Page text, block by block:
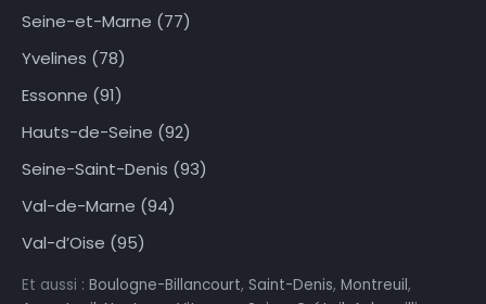
Seine-et-Marne (77)
Yvelines (78)
Essonne (91)
Hauts-de-Seine (92)
Seine-Saint-Denis (93)
Val-de-Marne (94)
Val-d’Oise (95)
Et aussi : Boulogne-Billancourt, Saint-Denis, Montreuil,